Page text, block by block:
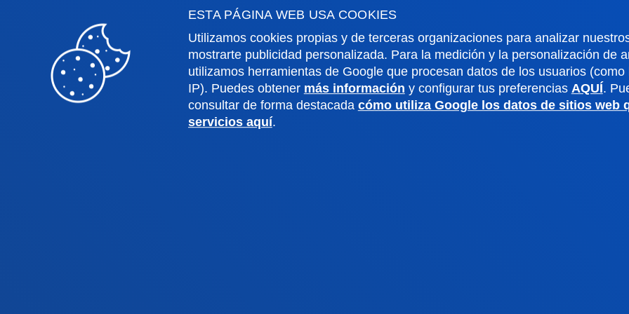
ESTA PÁGINA WEB USA COOKIES
Utilizamos cookies propias y de terceras organizaciones para analizar
mostrarte publicidad personalizada. Para la medición y la personalización de
utilizamos herramientas de Google que procesan datos de los usuarios (como
IP). Puedes obtener más información y configurar tus preferencias AQUÍ.
consultar de forma destacada cómo utiliza Google los datos de sitios web
servicios aquí.
Facultades Información de interés Actualidad